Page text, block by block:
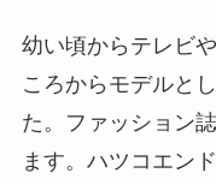
幼い頃からテレビ
ころからモデルと
た。ファッション
ます。ハツコエン